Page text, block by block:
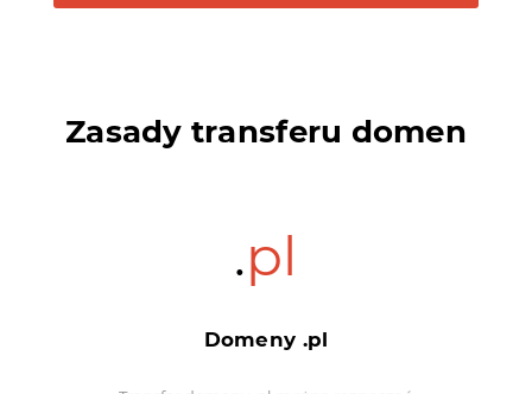
Zasady transferu domen
.pl
Domeny .pl